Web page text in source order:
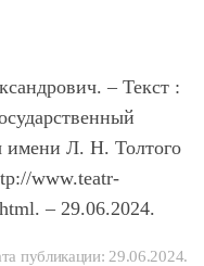
– Текст :
имени Л. Н. Толтого
www.teatr-
– 29.06.2024.
публикации: 29.06.2024.